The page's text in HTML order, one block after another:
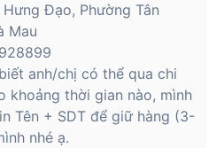
5 - Chính hãng ra
thức giới thiệu đến người dùng
nay, độ hot của sản phẩm này
và nó vẫn là một trong những
Đạo, Phường Tân
Mau
anh/chị có thể qua chi
khoảng thời gian nào, mình
Tên + SDT để giữ hàng (3-
nhé ạ.